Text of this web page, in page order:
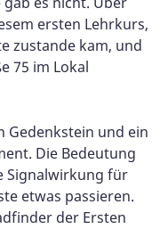
ersten Lehrkurs,
zustande kam, und
75 im Lokal
Gedenkstein und ein
Die Bedeutung
Signalwirkung für
etwas passieren.
der Ersten